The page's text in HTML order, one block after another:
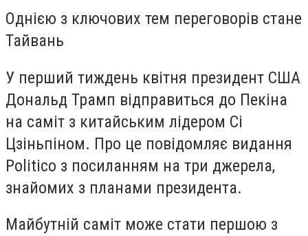
Однією з ключових тем переговорів стане
Тайвань
У перший тиждень квітня президент США
Дональд Трамп відправиться до Пекіна
на саміт з китайським лідером Сі
Цзіньпіном. Про це повідомляє видання
Politico з посиланням на три джерела,
знайомих з планами президента.
Майбутній саміт може стати першою з